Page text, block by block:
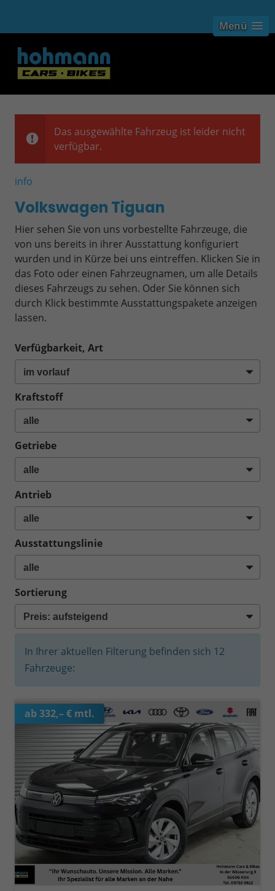
Menü
Das ausgewählte Fahrzeug ist leider nicht
verfügbar.
info
Volkswagen Tiguan
Hier sehen Sie von uns vorbestellte Fahrzeuge, die
von uns bereits in ihrer Ausstattung konfiguriert
wurden und in Kürze bei uns eintreffen. Klicken Sie in
das Foto oder einen Fahrzeugnamen, um alle Details
dieses Fahrzeugs zu sehen. Oder Sie können sich
durch Klick bestimmte Ausstattungspakete anzeigen
lassen.
Verfügbarkeit, Art
Kraftstoff
Getriebe
Antrieb
Ausstattungslinie
Sortierung
In Ihrer aktuellen Filterung befinden sich 12
Fahrzeuge:
ab 332,– € mtl.